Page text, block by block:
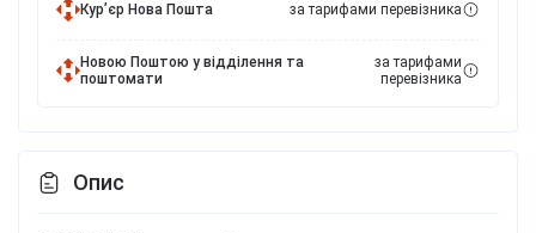
Курʼєр Нова Пошта за тарифами перевізника
Новою Поштою у відділення та
поштомати
за тарифами
перевізника
Опис